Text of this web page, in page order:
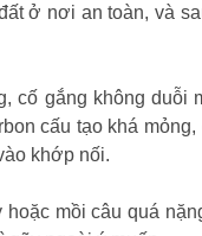
ở nơi an toàn, và
cố gắng không duỗi
cấu tạo khá
khớp nối.
mồi câu quá